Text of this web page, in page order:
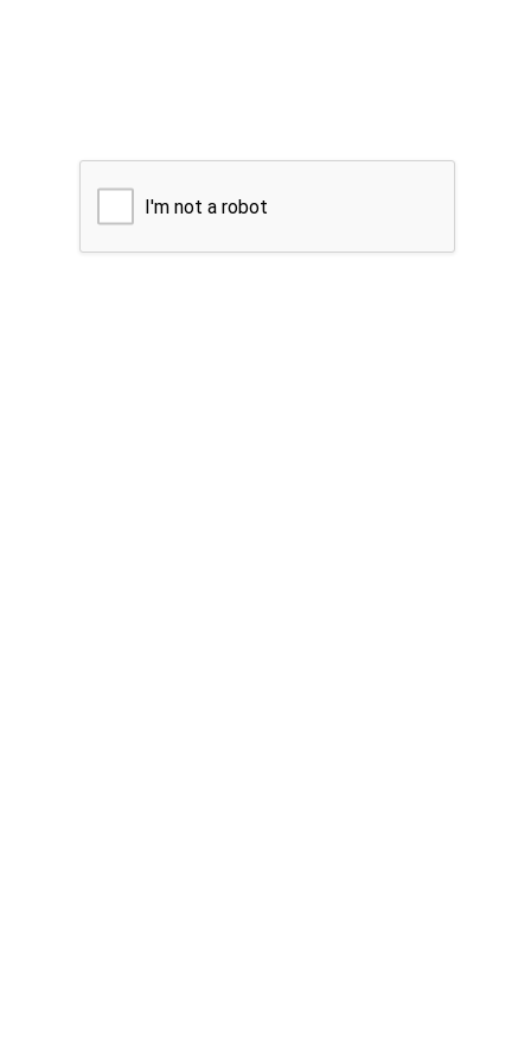
I'm not a robot